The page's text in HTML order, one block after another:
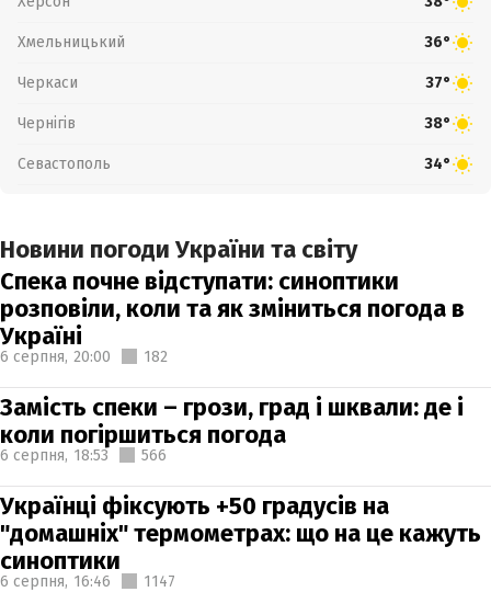
Хмельницький 36°
Черкаси 37°
Чернігів 38°
Севастополь 34°
Новини погоди України та світу
Спека почне відступати: синоптики
розповіли, коли та як зміниться погода в
Україні
6 серпня, 20:00 182
Замість спеки – грози, град і шквали: де і
коли погіршиться погода
6 серпня, 18:53 566
Українці фіксують +50 градусів на
"домашніх" термометрах: що на це кажуть
синоптики
6 серпня, 16:46 1147